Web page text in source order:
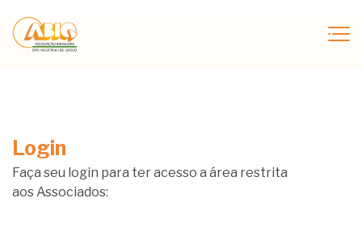
Login
Faça seu login para ter acesso a área restrita
aos Associados: